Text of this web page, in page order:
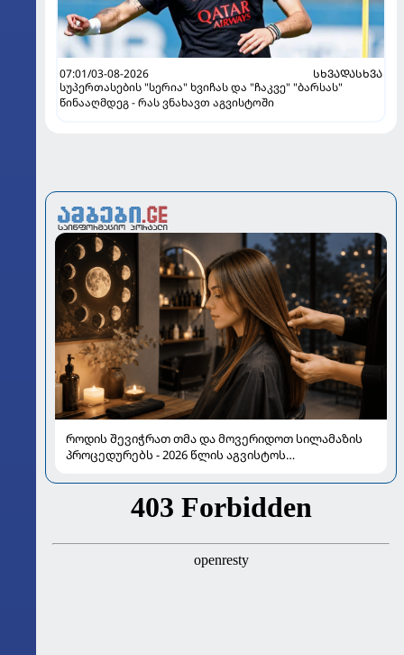
07:01/03-08-2026
ᲡᲮᲕᲐᲓᲐᲡᲮᲕᲐ
სუპერთასების "სერია" ხვიჩას და "ჩაკვე" "ბარსას"
წინააღმდეგ - რას ვნახავთ აგვისტოში
როდის შევიჭრათ თმა და მოვერიდოთ სილამაზის
პროცედურებს - 2026 წლის აგვისტოს